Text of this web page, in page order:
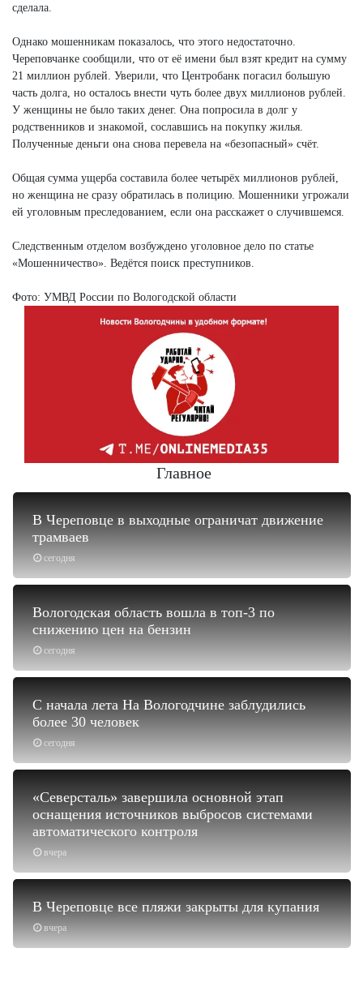
сделала.
Однако мошенникам показалось, что этого недостаточно.
Череповчанке сообщили, что от её имени был взят кредит на сумму
21 миллион рублей. Уверили, что Центробанк погасил большую
часть долга, но осталось внести чуть более двух миллионов рублей.
У женщины не было таких денег. Она попросила в долг у
родственников и знакомой, сославшись на покупку жилья.
Полученные деньги она снова перевела на «безопасный» счёт.
Общая сумма ущерба составила более четырёх миллионов рублей,
но женщина не сразу обратилась в полицию. Мошенники угрожали
ей уголовным преследованием, если она расскажет о случившемся.
Следственным отделом возбуждено уголовное дело по статье
«Мошенничество». Ведётся поиск преступников.
Фото: УМВД России по Вологодской области
Главное
сегодня
В Череповце в выходные ограничат движение
трамваев
сегодня
Вологодская область вошла в топ-3 по
снижению цен на бензин
сегодня
С начала лета На Вологодчине заблудились
более 30 человек
вчера
«Северсталь» завершила основной этап
оснащения источников выбросов системами
автоматического контроля
вчера
В Череповце все пляжи закрыты для купания